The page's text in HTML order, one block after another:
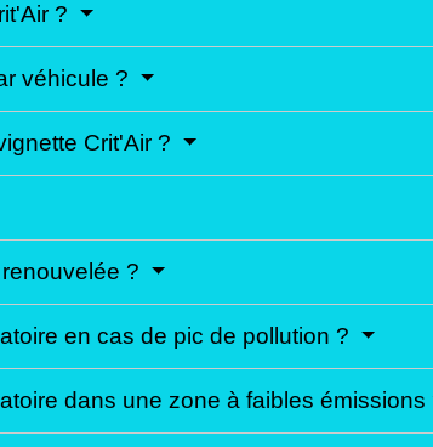
?
véhicule ?
Crit'Air ?
?
en cas de pic de pollution ?
dans une zone à faibles émissions